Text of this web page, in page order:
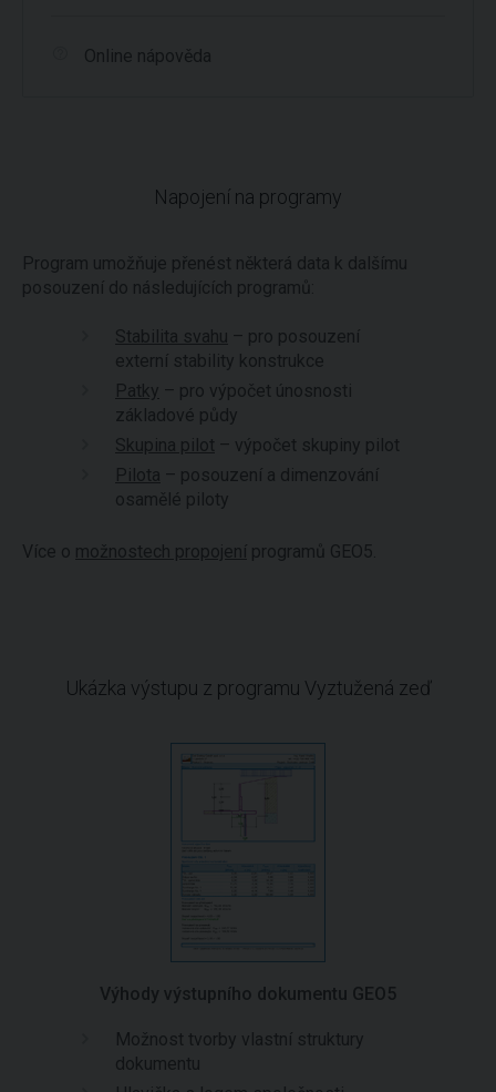
Online nápověda
Napojení na programy
Program umožňuje přenést některá data k dalšímu
posouzení do následujících programů:
Stabilita svahu – pro posouzení
externí stability konstrukce
Patky – pro výpočet únosnosti
základové půdy
Skupina pilot – výpočet skupiny pilot
Pilota – posouzení a dimenzování
osamělé piloty
Více o možnostech propojení programů GEO5.
Ukázka výstupu z programu Vyztužená zeď
Výhody výstupního dokumentu GEO5
Možnost tvorby vlastní struktury
dokumentu